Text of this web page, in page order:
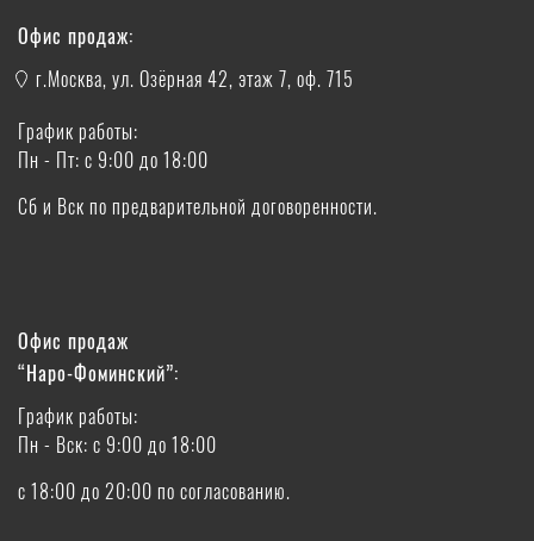
Офис продаж:
г.Москва, ул. Озёрная 42, этаж 7, оф. 715
График работы:
Пн - Пт: с 9:00 до 18:00
Сб и Вск по предварительной договоренности.
Офис продаж
“Наро-Фоминский”:
График работы:
Пн - Вск: с 9:00 до 18:00
с 18:00 до 20:00 по согласованию.